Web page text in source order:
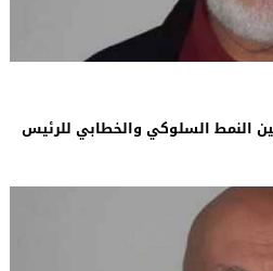
النمط السلوكي والخطابي للرئيس